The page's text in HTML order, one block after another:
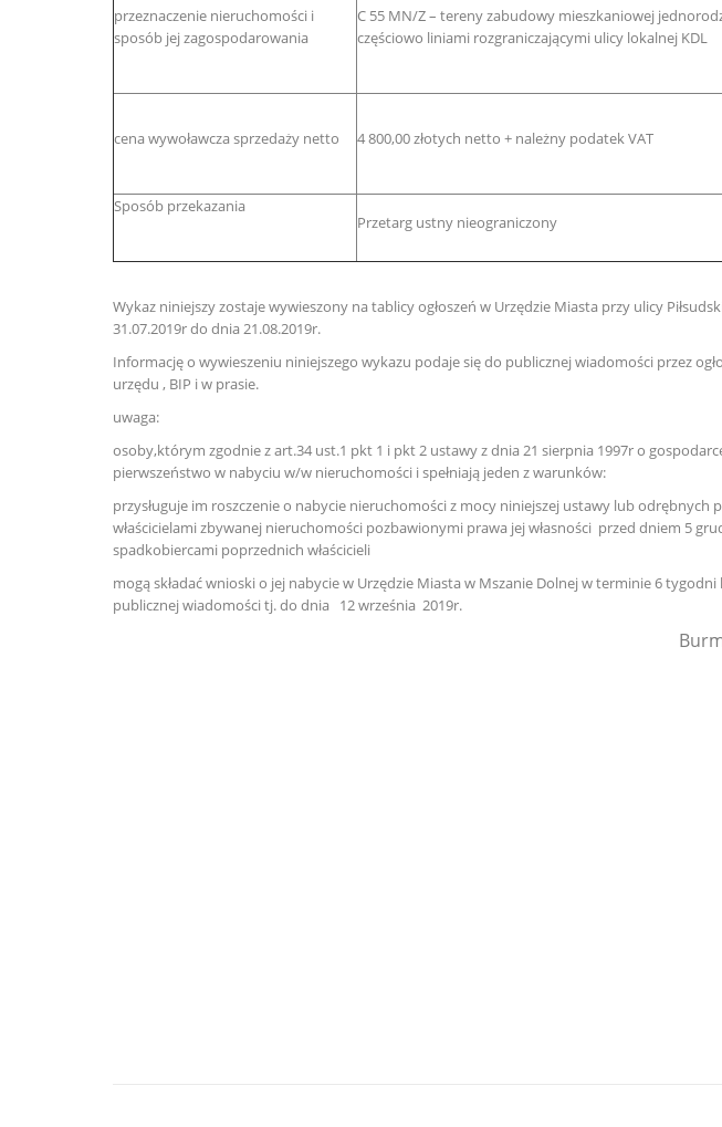
przeznaczenie nieruchomości i
sposób jej zagospodarowania
C 55 MN/Z – tereny zabudowy mieszkaniowej
częściowo liniami rozgraniczającymi ulicy lokalnej KDL
cena wywoławcza sprzedaży netto 4 800,00 złotych netto + należny podatek VAT
Sposób przekazania
Przetarg ustny nieograniczony
Wykaz niniejszy zostaje wywieszony na tablicy ogłoszeń w Urzędzie Miasta przy ulicy
31.07.2019r do dnia 21.08.2019r.
Informację o wywieszeniu niniejszego wykazu podaje się do publicznej wiadomości przez
urzędu , BIP i w prasie.
uwaga:
osoby,którym zgodnie z art.34 ust.1 pkt 1 i pkt 2 ustawy z dnia 21 sierpnia 1997r o
pierwszeństwo w nabyciu w/w nieruchomości i spełniają jeden z warunków:
przysługuje im roszczenie o nabycie nieruchomości z mocy niniejszej ustawy lub odrębnych
właścicielami zbywanej nieruchomości pozbawionymi prawa jej własności przed dniem 5
spadkobiercami poprzednich właścicieli
mogą składać wnioski o jej nabycie w Urzędzie Miasta w Mszanie Dolnej w terminie 6
publicznej wiadomości tj. do dnia 12 września 2019r.